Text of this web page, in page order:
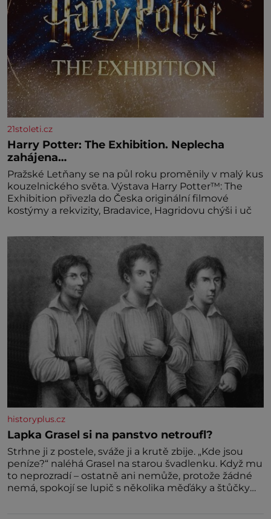
21stoleti.cz
Harry Potter: The Exhibition. Neplecha
zahájena…
Pražské Letňany se na půl roku proměnily v malý kus
kouzelnického světa. Výstava Harry Potter™: The
Exhibition přivezla do Česka originální filmové
kostýmy a rekvizity, Bradavice, Hagridovu chýši i uč
historyplus.cz
Lapka Grasel si na panstvo netroufl?
Strhne ji z postele, sváže ji a krutě zbije. „Kde jsou
peníze?“ naléhá Grasel na starou švadlenku. Když mu
to neprozradí – ostatně ani nemůže, protože žádné
nemá, spokojí se lupič s několika měďáky a štůčky